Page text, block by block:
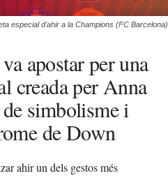
especial d'ahir a la Champions (FC Barcelona)
apostar per una
creada per Anna
simbolisme i
de Down
ahir un dels gestos més